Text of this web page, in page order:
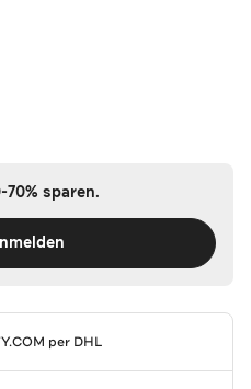
sparen.
per DHL